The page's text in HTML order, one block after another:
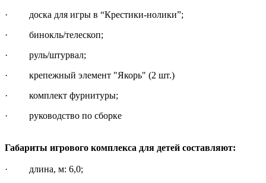
· доска для игры в “Крестики-нолики”;
· бинокль/телескоп;
· руль/штурвал;
· крепежный элемент "Якорь" (2 шт.)
· комплект фурнитуры;
· руководство по сборке
Габариты игрового комплекса для детей составляют:
· длина, м: 6,0;